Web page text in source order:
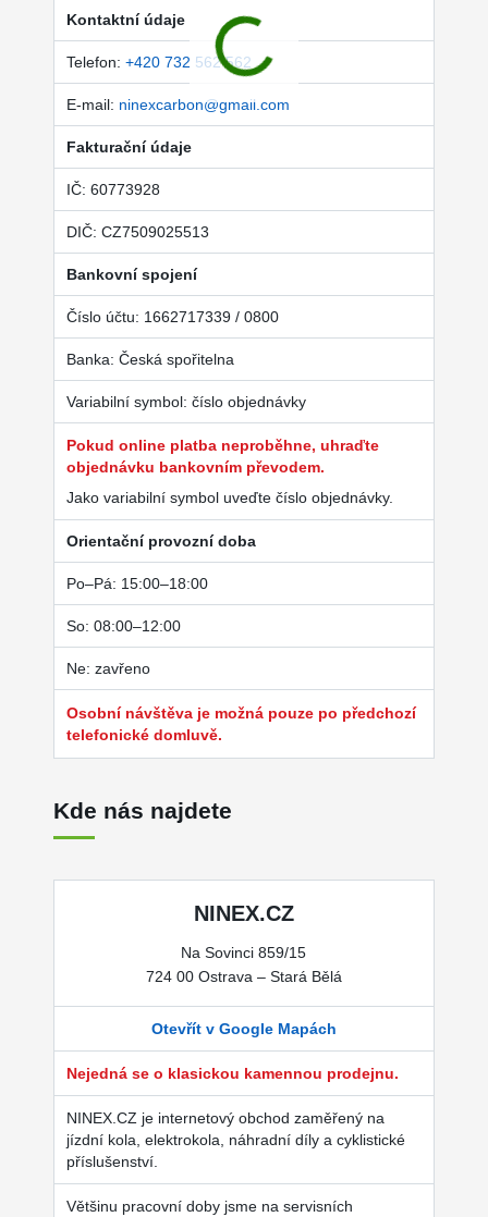
Kontaktní údaje
Telefon: +420 732 562 562
E-mail: ninexcarbon@gmail.com
Fakturační údaje
IČ: 60773928
DIČ: CZ7509025513
Bankovní spojení
Číslo účtu: 1662717339 / 0800
Banka: Česká spořitelna
Variabilní symbol: číslo objednávky
Pokud online platba neproběhne, uhraďte
objednávku bankovním převodem.
Jako variabilní symbol uveďte číslo objednávky.
Orientační provozní doba
Po–Pá: 15:00–18:00
So: 08:00–12:00
Ne: zavřeno
Osobní návštěva je možná pouze po předchozí
telefonické domluvě.
Kde nás najdete
NINEX.CZ
Na Sovinci 859/15
724 00 Ostrava – Stará Bělá
Otevřít v Google Mapách
Nejedná se o klasickou kamennou prodejnu.
NINEX.CZ je internetový obchod zaměřený na
jízdní kola, elektrokola, náhradní díly a cyklistické
příslušenství.
Většinu pracovní doby jsme na servisních